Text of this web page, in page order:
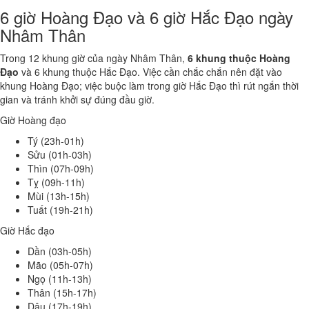
6 giờ Hoàng Đạo và 6 giờ Hắc Đạo ngày
Nhâm Thân
Trong 12 khung giờ của ngày Nhâm Thân, 6 khung thuộc Hoàng
Đạo và 6 khung thuộc Hắc Đạo. Việc cần chắc chắn nên đặt vào
khung Hoàng Đạo; việc buộc làm trong giờ Hắc Đạo thì rút ngắn thời
gian và tránh khởi sự đúng đầu giờ.
Giờ Hoàng đạo
Tý (23h-01h)
Sửu (01h-03h)
Thìn (07h-09h)
Tỵ (09h-11h)
Mùi (13h-15h)
Tuất (19h-21h)
Giờ Hắc đạo
Dần (03h-05h)
Mão (05h-07h)
Ngọ (11h-13h)
Thân (15h-17h)
Dậu (17h-19h)